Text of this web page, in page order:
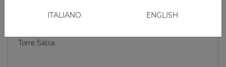
Viale della Vittoria di Montallegro, a pochi chilometri
Torre Salsa.
ITALIANO ENGLISH